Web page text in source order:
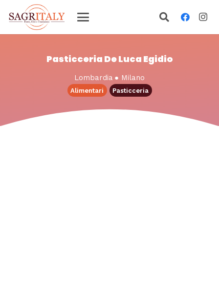
Pasticceria De Luca Egidio
Lombardia ● Milano
Alimentari Pasticceria